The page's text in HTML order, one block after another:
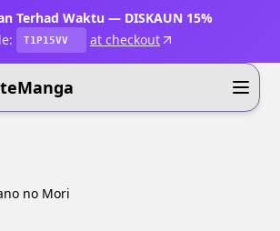
Terhad Waktu — DISKAUN 15%
T1P15VV at checkout
no Mori